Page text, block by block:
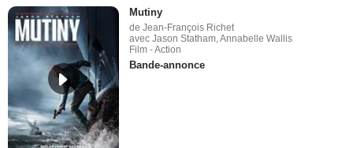
Mutiny
de Jean-François Richet
avec Jason Statham, Annabelle Wallis
Film - Action
Bande-annonce